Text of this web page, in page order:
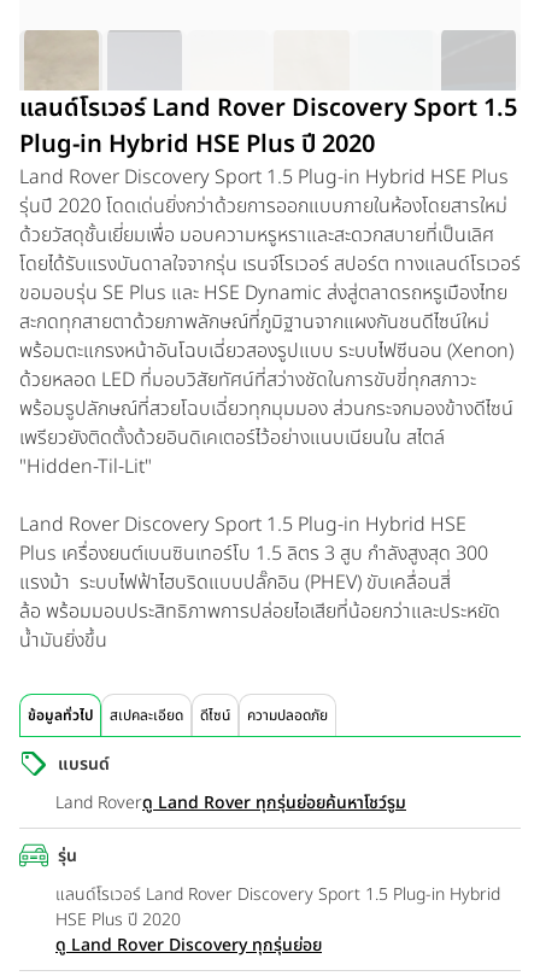
แลนด์โรเวอร์ Land Rover Discovery Sport 1.5
Plug-in Hybrid HSE Plus ปี 2020
Land Rover Discovery Sport 1.5 Plug-in Hybrid HSE Plus
รุ่นปี 2020 โดดเด่นยิ่งกว่าด้วยการออกแบบภายในห้องโดยสารใหม่
ด้วยวัสดุชั้นเยี่ยมเพื่อ มอบความหรูหราและสะดวกสบายที่เป็นเลิศ
โดยได้รับแรงบันดาลใจจากรุ่น เรนจ์โรเวอร์ สปอร์ต ทางแลนด์โรเวอร์
ขอมอบรุ่น SE Plus และ HSE Dynamic ส่งสู่ตลาดรถหรูเมืองไทย
สะกดทุกสายตาด้วยภาพลักษณ์ที่ภูมิฐานจากแผงกันชนดีไซน์ใหม่
พร้อมตะแกรงหน้าอันโฉบเฉี่ยวสองรูปแบบ ระบบไฟซีนอน (Xenon)
ด้วยหลอด LED ที่มอบวิสัยทัศน์ที่สว่างชัดในการขับขี่ทุกสภาวะ
พร้อมรูปลักษณ์ที่สวยโฉบเฉี่ยวทุกมุมมอง ส่วนกระจกมองข้างดีไซน์
เพรียวยังติดตั้งด้วยอินดิเคเตอร์ไว้อย่างแนบเนียนใน สไตล์
"Hidden-Til-Lit"
Land Rover Discovery Sport 1.5 Plug-in Hybrid HSE
Plus เครื่องยนต์เบนซินเทอร์โบ 1.5 ลิตร 3 สูบ กำลังสูงสุด 300
แรงม้า ระบบไฟฟ้าไฮบริดแบบปลั๊กอิน (PHEV) ขับเคลื่อนสี่
ล้อ พร้อมมอบประสิทธิภาพการปล่อยไอเสียที่น้อยกว่าและประหยัด
น้ำมันยิ่งขึ้น
ข้อมูลทั่วไป สเปคละเอียด ดีไซน์ ความปลอดภัย
แบรนด์
Land Roverดู Land Rover ทุกรุ่นย่อยค้นหาโชว์รูม
รุ่น
แลนด์โรเวอร์ Land Rover Discovery Sport 1.5 Plug-in Hybrid
HSE Plus ปี 2020
ดู Land Rover Discovery ทุกรุ่นย่อย